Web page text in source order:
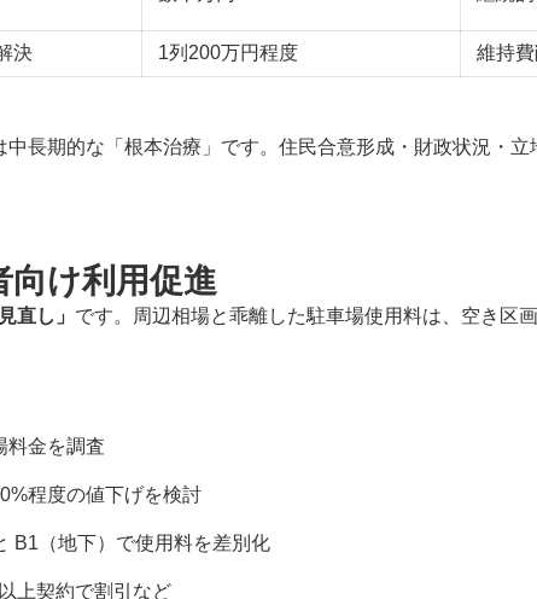
決 1列200万円程度 維持
長期的な「根本治療」です。住民合意形成・財政状況・立
向け利用促進
直し」 です。周辺相場と乖離した駐車場使用料は、空き区
料金を調査
程度の値下げを検討
B1（地下）で使用料を差別化
上契約で割引など